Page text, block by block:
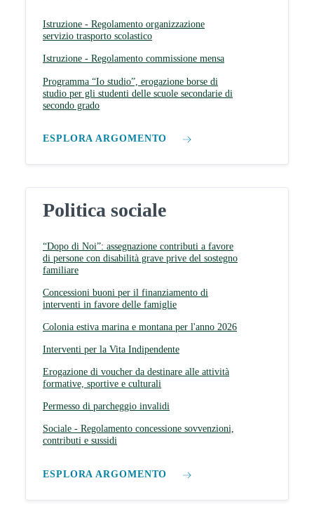
Istruzione - Regolamento organizzazione
servizio trasporto scolastico
Istruzione - Regolamento commissione mensa
Programma “Io studio”, erogazione borse di
studio per gli studenti delle scuole secondarie di
secondo grado
ESPLORA ARGOMENTO
Politica sociale
“Dopo di Noi”: assegnazione contributi a favore
di persone con disabilità grave prive del sostegno
familiare
Concessioni buoni per il finanziamento di
interventi in favore delle famiglie
Colonia estiva marina e montana per l'anno 2026
Interventi per la Vita Indipendente
Erogazione di voucher da destinare alle attività
formative, sportive e culturali
Permesso di parcheggio invalidi
Sociale - Regolamento concessione sovvenzioni,
contributi e sussidi
ESPLORA ARGOMENTO